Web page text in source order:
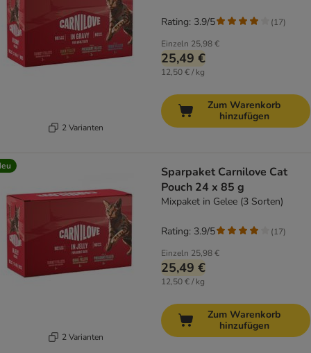
2 Varianten
Einzeln 25,98 €
25,49 €
12,50 € / kg
Rating: 3.9/5 (17)
Zum Warenkorb
hinzufügen
2 Varianten
Sparpaket Carnilove Cat
Pouch 24 x 85 g
Mixpaket in Gelee (3 Sorten)
Einzeln 25,98 €
25,49 €
12,50 € / kg
Rating: 3.9/5 (17)
Zum Warenkorb
hinzufügen